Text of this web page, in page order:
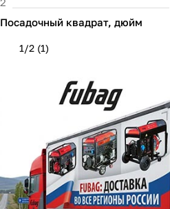
Посадочный квадрат, дюйм
1/2 (1)